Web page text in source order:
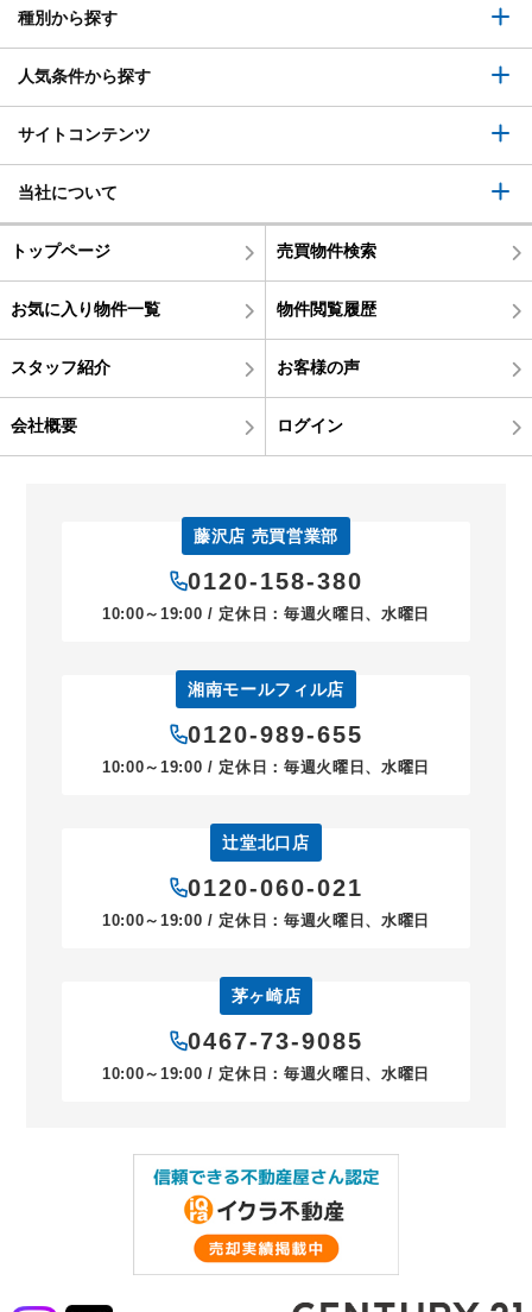
種別から探す
人気条件から探す
サイトコンテンツ
当社について
トップページ 売買物件検索
お気に入り物件一覧 物件閲覧履歴
スタッフ紹介 お客様の声
会社概要 ログイン
藤沢店 売買営業部
0120-158-380
10:00～19:00 / 定休日：毎週火曜日、水曜日
湘南モールフィル店
0120-989-655
10:00～19:00 / 定休日：毎週火曜日、水曜日
辻堂北口店
0120-060-021
10:00～19:00 / 定休日：毎週火曜日、水曜日
茅ヶ崎店
0467-73-9085
10:00～19:00 / 定休日：毎週火曜日、水曜日